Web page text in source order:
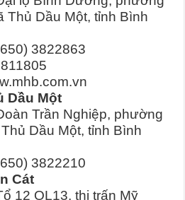
Thủ Dầu Một, tỉnh Bình
3822863
Một
Trần Nghiệp, phường
Dầu Một, tỉnh Bình
3822210
Cát
QL13, thị trấn Mỹ